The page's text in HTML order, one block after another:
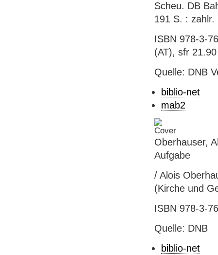
Scheu. DB
191 S. :
ISBN 978-3-
(AT), sfr
Quelle: DNB
biblio-net
mab2
Oberhauser,
Aufgabe
/ Alois
(Kirche und
ISBN 978-3-
Quelle: DNB
biblio-net